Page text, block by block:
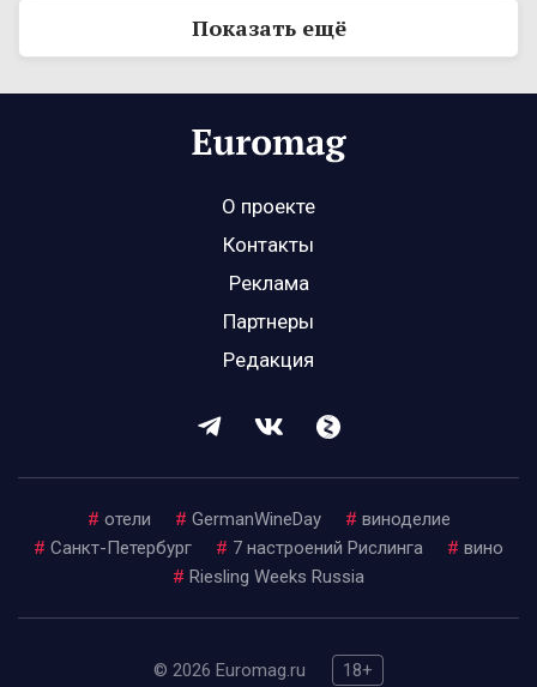
Показать ещё
О проекте
Контакты
Реклама
Партнеры
Редакция
# отели # GermanWineDay # виноделие
# Санкт-Петербург # 7 настроений Рислинга # вино
# Riesling Weeks Russia
© 2026 Euromag.ru 18+